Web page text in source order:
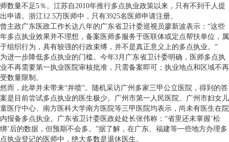
师数量不足5％。江苏自2010年推行多点执业政策以来，只有不到千人提
出申请。浙江12.5万医师中，只有3925名医师申请注册。
曾主政广东医政工作长达八年的广东省卫计委巡视员廖新波表示：“这些
年多点执业效果并不理想，备案医师多服务于医联体或定点帮扶单位，属
于组织行为，具有较强的行政束缚，并不是真正意义上的多点执业。”
为进一步降低多点执业的门槛。今年3月广东省卫计委明确，医师多点执
业不再需要第一执业医院审核批准，只需备案即可；执业地点和区域不再
受数量限制。
然而，此举并未带来“井喷”。随机采访广州多家三甲公立医院，得到的答
案是目前尝试多点执业的医生极少。广州市第一人民医院、广州市妇女儿
童医疗中心、南方医科大学南方医院等三甲医院均表示，尚未有医生在院
内报备多点执业。广东省卫计委医政处处长张伟称：“省里还未掌握‘松
绑’后的数据，但预期不会多。”据了解，在广东、福建等一些地方办理多
点执业登记的医师中，绝大多数是退休医生。